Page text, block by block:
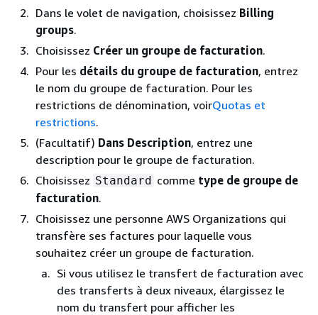
Dans le volet de navigation, choisissez Billing
groups.
Choisissez Créer un groupe de facturation.
Pour les détails du groupe de facturation, entrez
le nom du groupe de facturation. Pour les
restrictions de dénomination, voirQuotas et
restrictions.
(Facultatif) Dans Description, entrez une
description pour le groupe de facturation.
Choisissez Standard comme type de groupe de
facturation.
Choisissez une personne AWS Organizations qui
transfère ses factures pour laquelle vous
souhaitez créer un groupe de facturation.
Si vous utilisez le transfert de facturation avec
des transferts à deux niveaux, élargissez le
nom du transfert pour afficher les